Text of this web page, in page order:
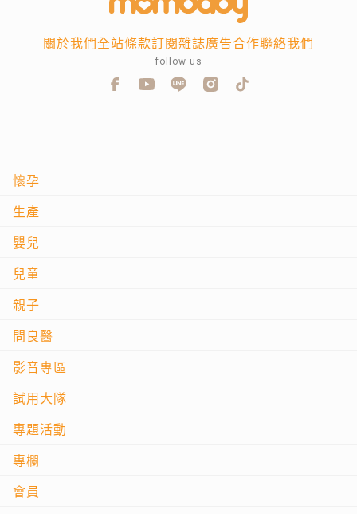
懷孕
生產
嬰兒
兒童
親子
問良醫
影音專區
試用大隊
專題活動
專欄
會員
關於我們全站條款訂閱雜誌廣告合作聯絡我們
follow us